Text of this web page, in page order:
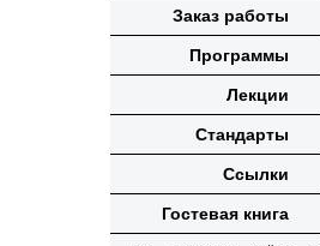
Заказ работы
Программы
Лекции
Стандарты
Ссылки
Гостевая книга